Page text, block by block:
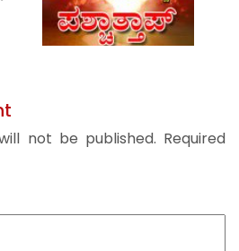
not be published. Required